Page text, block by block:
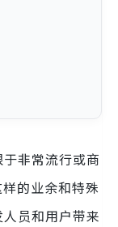
非常流行或商
的业余和特殊
员和用户带来